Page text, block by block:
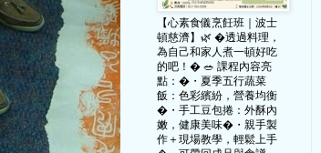
【心素食儀烹飪班｜波士
頓慈濟】🌿 �透過料理，
為自己和家人煮一頓好吃
的吧！� 🥗 課程內容亮
點：�・夏季五行蔬菜
飯：色彩繽紛，營養均衡
�・手工豆包捲：外酥內
嫩，健康美味�・親手製
作＋現場教學，輕鬆上手